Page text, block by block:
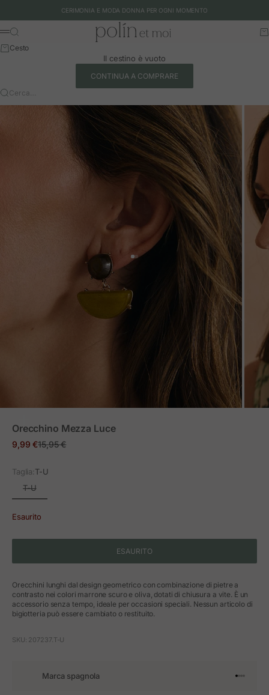
CERIMONIA E MODA DONNA PER OGNI MOMENTO
Polín et moi - EU
Menu
Cerca
Cesto
Il cestino è vuoto
CONTINUA A COMPRARE
Cerca…
Vai all'articolo 1
Vai all'articolo 2
Orecchino Mezza Luce
Prezzo in offerta
9,99 €Prezzo normale
15,95 €
Taglia:T-U
T-U
Esaurito
ESAURITO
Orecchini lunghi dal design geometrico con combinazione di pietre a
contrasto nei colori marrone scuro e oliva, dotati di chiusura a vite. È un
accessorio senza tempo, ideale per occasioni speciali. Nessun articolo di
bigiotteria può essere cambiato o restituito.
SKU: 207237.T-U
Marca spagnola Vai
Vai
Vai
Vai